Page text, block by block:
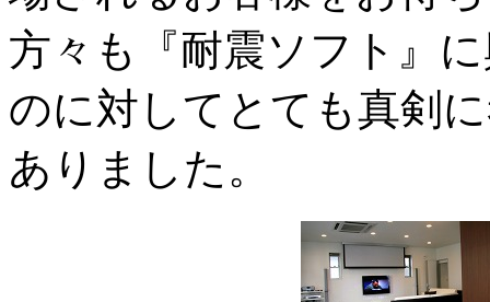
方々も『耐震ソフト』
のに対してとても真剣
ありました。